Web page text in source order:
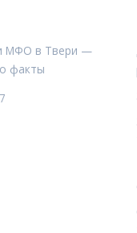
МФО в Твери —
факты